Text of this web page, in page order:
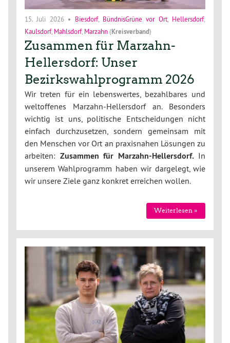
15. Juli 2026• Biesdorf, BündnisGrüne vor Ort, Hellersdorf,
Kaulsdorf, Mahlsdorf, Marzahn (Kreisverband)
Zusammen für Marzahn-
Hellersdorf: Unser
Bezirkswahlprogramm 2026
Wir treten für ein lebenswertes, bezahlbares und
weltoffenes Marzahn-Hellersdorf an. Besonders
wichtig ist uns, politische Entscheidungen nicht
einfach durchzusetzen, sondern gemeinsam mit
den Menschen vor Ort an praxisnahen Lösungen zu
arbeiten: Zusammen für Marzahn-Hellersdorf.In
unserem Wahlprogramm haben wir dargelegt, wie
wir unsere Ziele ganz konkret erreichen wollen.
Weiterlesen »